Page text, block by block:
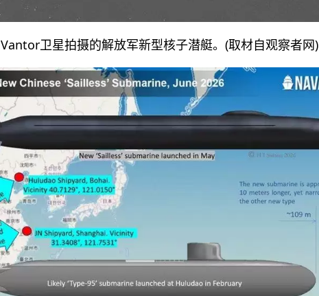
Vantor卫星拍摄的解放军新型核子潜艇。(取材自观察者网)